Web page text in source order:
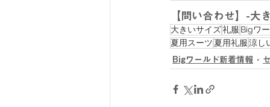
【問い合わせ】-大
大きいサイズ礼服 Bigワ
夏用スーツ 夏用礼服涼し
Bigワールド新着情報